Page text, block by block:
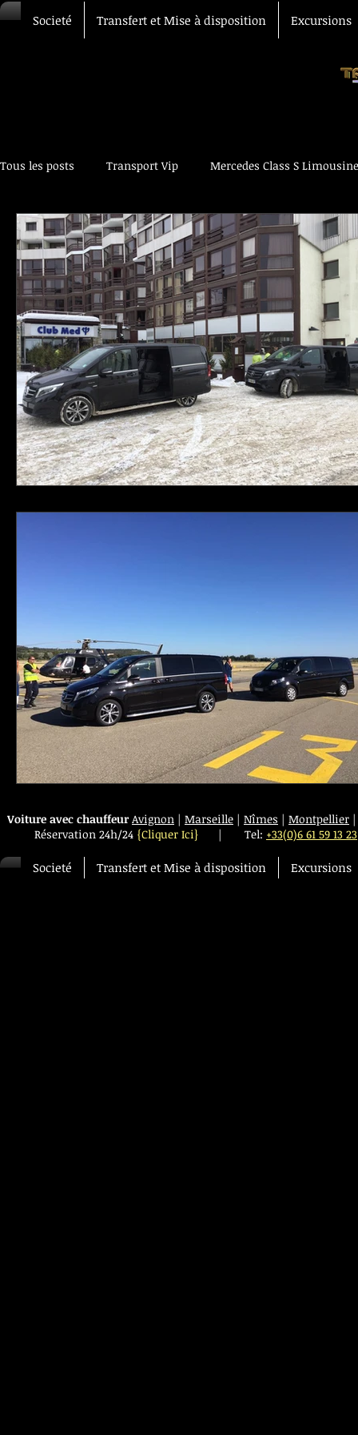
Societé Transfert et Mise à disposition Excursions
Tous les posts Transport Vip Mercedes Class S Limousine
Transfert Aéroport Chauffeur Vtc Voiture avec
Voiture avec chauffeur Avignon | Marseille | Nîmes | Montpellier
Réservation 24h/24 {Cliquer Ici} | Tel: +33(0)6 61 59 13 23
Societé Transfert et Mise à disposition Excursions